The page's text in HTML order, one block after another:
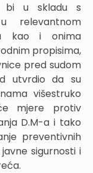
bi u skladu s
relevantnom
kao i onima
propisima,
pred sudom
utvrdio da su
višestruko
mjere protiv
D.M-a i tako
preventivnih
sigurnosti i